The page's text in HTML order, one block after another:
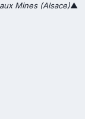
Mines (Alsace)▲